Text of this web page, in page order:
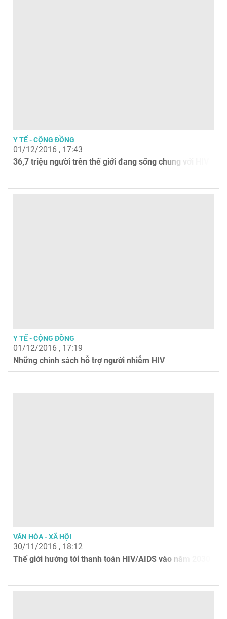
Y TẾ - CỘNG ĐỒNG
01/12/2016 , 17:43
36,7 triệu người trên thế giới đang sống chung với HIV
Y TẾ - CỘNG ĐỒNG
01/12/2016 , 17:19
Những chính sách hỗ trợ người nhiễm HIV
VĂN HÓA - XÃ HỘI
30/11/2016 , 18:12
Thế giới hướng tới thanh toán HIV/AIDS vào năm 2030